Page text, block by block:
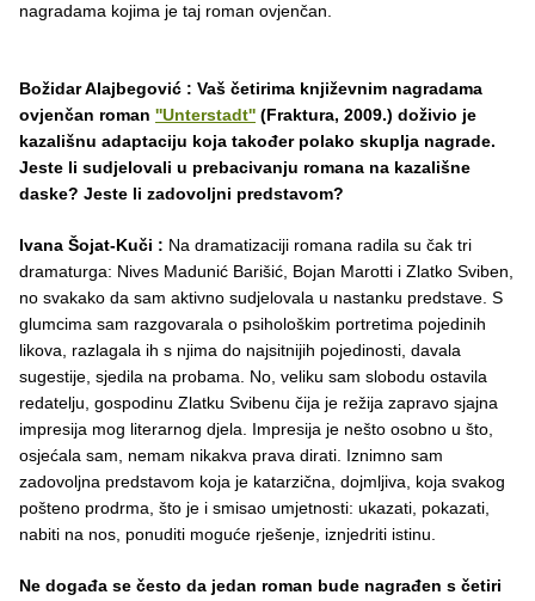
nagradama kojima je taj roman ovjenčan.
Božidar Alajbegović : Vaš četirima književnim nagradama
ovjenčan roman ''Unterstadt'' (Fraktura, 2009.) doživio je
kazališnu adaptaciju koja također polako skuplja nagrade.
Jeste li sudjelovali u prebacivanju romana na kazališne
daske? Jeste li zadovoljni predstavom?
Ivana Šojat-Kuči : Na dramatizaciji romana radila su čak tri
dramaturga: Nives Madunić Barišić, Bojan Marotti i Zlatko Sviben,
no svakako da sam aktivno sudjelovala u nastanku predstave. S
glumcima sam razgovarala o psihološkim portretima pojedinih
likova, razlagala ih s njima do najsitnijih pojedinosti, davala
sugestije, sjedila na probama. No, veliku sam slobodu ostavila
redatelju, gospodinu Zlatku Svibenu čija je režija zapravo sjajna
impresija mog literarnog djela. Impresija je nešto osobno u što,
osjećala sam, nemam nikakva prava dirati. Iznimno sam
zadovoljna predstavom koja je katarzična, dojmljiva, koja svakog
pošteno prodrma, što je i smisao umjetnosti: ukazati, pokazati,
nabiti na nos, ponuditi moguće rješenje, iznjedriti istinu.
Ne događa se često da jedan roman bude nagrađen s četiri